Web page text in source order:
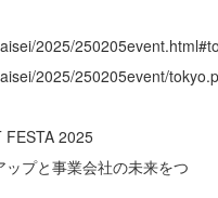
2025/
2025/250205event/
FESTA 2025
プと事業会社の未来をつ